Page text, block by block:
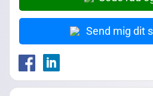
Send mig dit